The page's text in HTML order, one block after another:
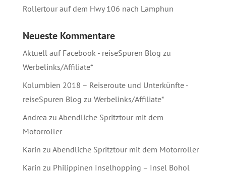
Rollertour auf dem Hwy 106 nach Lamphun
Neueste Kommentare
Aktuell auf Facebook - reiseSpuren Blog zu
Werbelinks/Affiliate*
Kolumbien 2018 – Reiseroute und Unterkünfte -
reiseSpuren Blog zu Werbelinks/Affiliate*
Andrea zu Abendliche Spritztour mit dem
Motorroller
Karin zu Abendliche Spritztour mit dem Motorroller
Karin zu Philippinen Inselhopping – Insel Bohol